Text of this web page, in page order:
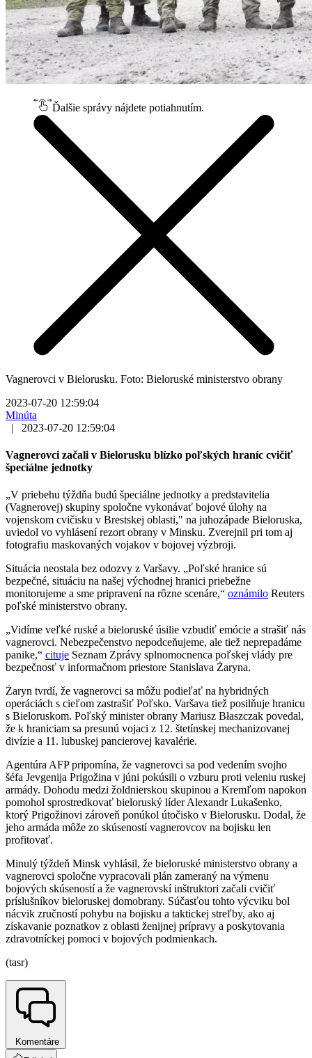
Ďalšie správy nájdete potiahnutím.
Vagnerovci v Bielorusku. Foto: Bieloruské ministerstvo obrany
2023-07-20 12:59:04
Minúta
|
2023-07-20 12:59:04
Vagnerovci začali v Bielorusku blízko poľských hraníc cvičiť
špeciálne jednotky
„V priebehu týždňa budú špeciálne jednotky a predstavitelia
(Vagnerovej) skupiny spoločne vykonávať bojové úlohy na
vojenskom cvičisku v Brestskej oblasti," na juhozápade Bieloruska,
uviedol vo vyhlásení rezort obrany v Minsku. Zverejnil pri tom aj
fotografiu maskovaných vojakov v bojovej výzbroji.
Situácia neostala bez odozvy z Varšavy. „Poľské hranice sú
bezpečné, situáciu na našej východnej hranici priebežne
monitorujeme a sme pripravení na rôzne scenáre,“ oznámilo Reuters
poľské ministerstvo obrany.
„Vidíme veľké ruské a bieloruské úsilie vzbudiť emócie a strašiť nás
vagnerovci. Nebezpečenstvo nepodceňujeme, ale tiež neprepadáme
panike,“ cituje Seznam Zprávy splnomocnenca poľskej vlády pre
bezpečnosť v informačnom priestore Stanislava Żaryna.
Żaryn tvrdí, že vagnerovci sa môžu podieľať na hybridných
operáciách s cieľom zastrašiť Poľsko. Varšava tiež posilňuje hranicu
s Bieloruskom. Poľský minister obrany Mariusz Błaszczak povedal,
že k hraniciam sa presunú vojaci z 12. štetínskej mechanizovanej
divízie a 11. lubuskej pancierovej kavalérie.
Agentúra AFP pripomína, že vagnerovci sa pod vedením svojho
šéfa Jevgenija Prigožina v júni pokúsili o vzburu proti veleniu ruskej
armády. Dohodu medzi žoldnierskou skupinou a Kremľom napokon
pomohol sprostredkovať bieloruský líder Alexandr Lukašenko,
ktorý Prigožinovi zároveň ponúkol útočisko v Bielorusku. Dodal, že
jeho armáda môže zo skúseností vagnerovcov na bojisku len
profitovať.
Minulý týždeň Minsk vyhlásil, že bieloruské ministerstvo obrany a
vagnerovci spoločne vypracovali plán zameraný na výmenu
bojových skúseností a že vagnerovskí inštruktori začali cvičiť
príslušníkov bieloruskej domobrany. Súčasťou tohto výcviku bol
nácvik zručností pohybu na bojisku a taktickej streľby, ako aj
získavanie poznatkov z oblasti ženijnej prípravy a poskytovania
zdravotníckej pomoci v bojových podmienkach.
(tasr)
Komentáre